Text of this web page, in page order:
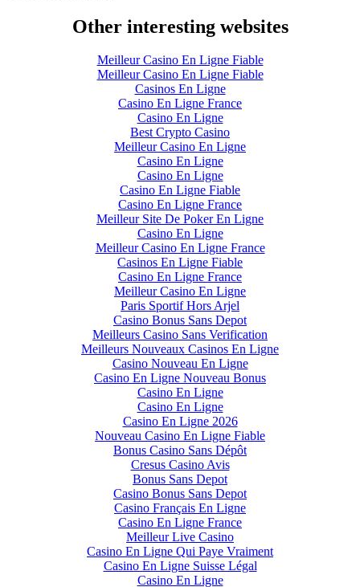
Other interesting websites
Meilleur Casino En Ligne Fiable
Meilleur Casino En Ligne Fiable
Casinos En Ligne
Casino En Ligne France
Casino En Ligne
Best Crypto Casino
Meilleur Casino En Ligne
Casino En Ligne
Casino En Ligne
Casino En Ligne Fiable
Casino En Ligne France
Meilleur Site De Poker En Ligne
Casino En Ligne
Meilleur Casino En Ligne France
Casinos En Ligne Fiable
Casino En Ligne France
Meilleur Casino En Ligne
Paris Sportif Hors Arjel
Casino Bonus Sans Depot
Meilleurs Casino Sans Verification
Meilleurs Nouveaux Casinos En Ligne
Casino Nouveau En Ligne
Casino En Ligne Nouveau Bonus
Casino En Ligne
Casino En Ligne
Casino En Ligne 2026
Nouveau Casino En Ligne Fiable
Bonus Casino Sans Dépôt
Cresus Casino Avis
Bonus Sans Depot
Casino Bonus Sans Depot
Casino Français En Ligne
Casino En Ligne France
Meilleur Live Casino
Casino En Ligne Qui Paye Vraiment
Casino En Ligne Suisse Légal
Casino En Ligne